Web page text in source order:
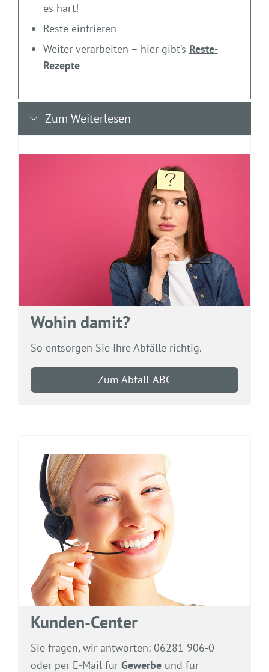
es hart!
Reste einfrieren
Weiter verarbeiten – hier gibt’s Reste-
Rezepte
Zum Weiterlesen
Wohin damit?
So entsorgen Sie Ihre Abfälle richtig.
Zum Abfall-ABC
Kunden-Center
Sie fragen, wir antworten: 06281 906-0
oder per E-Mail für Gewerbe und für